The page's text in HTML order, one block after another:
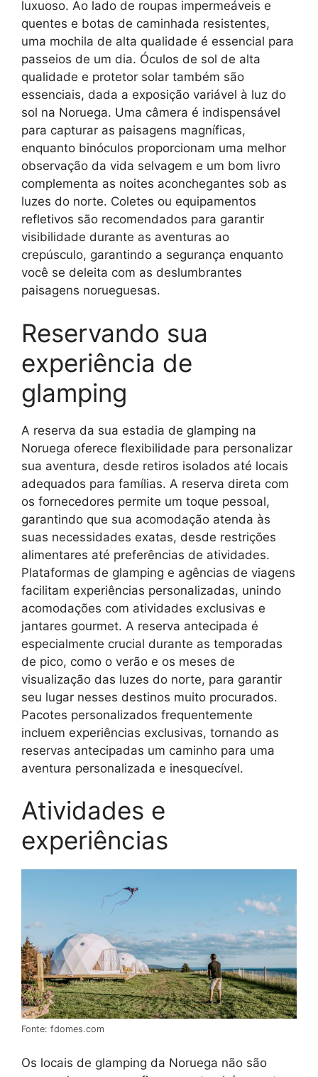
luxuoso. Ao lado de roupas impermeáveis e
quentes e botas de caminhada resistentes,
uma mochila de alta qualidade é essencial para
passeios de um dia. Óculos de sol de alta
qualidade e protetor solar também são
essenciais, dada a exposição variável à luz do
sol na Noruega. Uma câmera é indispensável
para capturar as paisagens magníficas,
enquanto binóculos proporcionam uma melhor
observação da vida selvagem e um bom livro
complementa as noites aconchegantes sob as
luzes do norte. Coletes ou equipamentos
refletivos são recomendados para garantir
visibilidade durante as aventuras ao
crepúsculo, garantindo a segurança enquanto
você se deleita com as deslumbrantes
paisagens norueguesas.
Reservando sua
experiência de
glamping
A reserva da sua estadia de glamping na
Noruega oferece flexibilidade para personalizar
sua aventura, desde retiros isolados até locais
adequados para famílias. A reserva direta com
os fornecedores permite um toque pessoal,
garantindo que sua acomodação atenda às
suas necessidades exatas, desde restrições
alimentares até preferências de atividades.
Plataformas de glamping e agências de viagens
facilitam experiências personalizadas, unindo
acomodações com atividades exclusivas e
jantares gourmet. A reserva antecipada é
especialmente crucial durante as temporadas
de pico, como o verão e os meses de
visualização das luzes do norte, para garantir
seu lugar nesses destinos muito procurados.
Pacotes personalizados frequentemente
incluem experiências exclusivas, tornando as
reservas antecipadas um caminho para uma
aventura personalizada e inesquecível.
Atividades e
experiências
Fonte: fdomes.com
Os locais de glamping da Noruega não são